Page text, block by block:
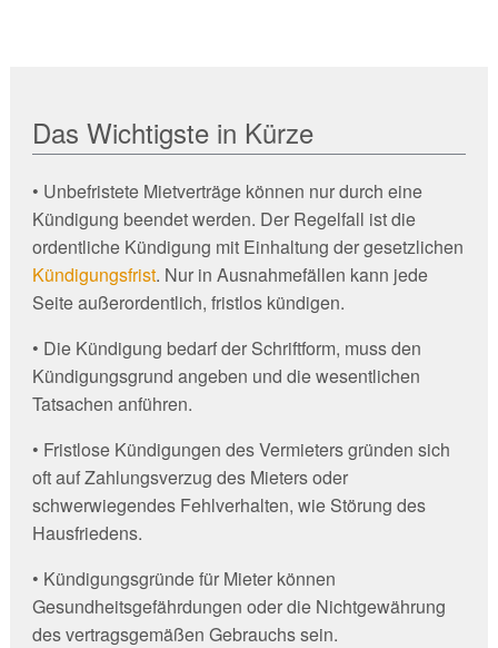
Das Wichtigste in Kürze
• Unbefristete Mietverträge können nur durch eine
Kündigung beendet werden. Der Regelfall ist die
ordentliche Kündigung mit Einhaltung der gesetzlichen
Kündigungsfrist. Nur in Ausnahmefällen kann jede
Seite außerordentlich, fristlos kündigen.
• Die Kündigung bedarf der Schriftform, muss den
Kündigungsgrund angeben und die wesentlichen
Tatsachen anführen.
• Fristlose Kündigungen des Vermieters gründen sich
oft auf Zahlungsverzug des Mieters oder
schwerwiegendes Fehlverhalten, wie Störung des
Hausfriedens.
• Kündigungsgründe für Mieter können
Gesundheitsgefährdungen oder die Nichtgewährung
des vertragsgemäßen Gebrauchs sein.